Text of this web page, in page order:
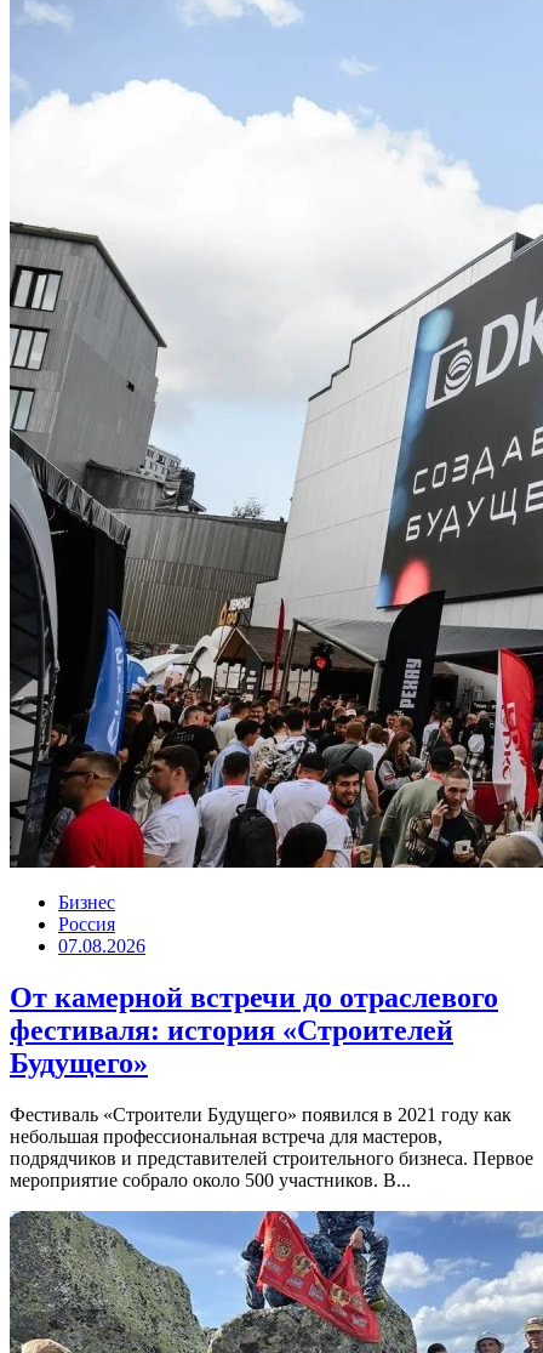
Бизнес
Россия
07.08.2026
От камерной встречи до отраслевого
фестиваля: история «Строителей
Будущего»
Фестиваль «Строители Будущего» появился в 2021 году как
небольшая профессиональная встреча для мастеров,
подрядчиков и представителей строительного бизнеса. Первое
мероприятие собрало около 500 участников. В...